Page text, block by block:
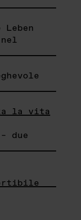
la vita
– due